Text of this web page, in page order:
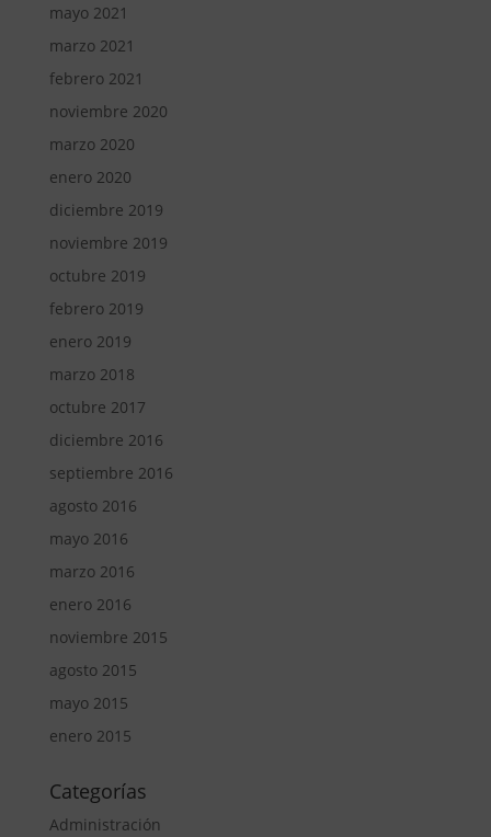
mayo 2021
marzo 2021
febrero 2021
noviembre 2020
marzo 2020
enero 2020
diciembre 2019
noviembre 2019
octubre 2019
febrero 2019
enero 2019
marzo 2018
octubre 2017
diciembre 2016
septiembre 2016
agosto 2016
mayo 2016
marzo 2016
enero 2016
noviembre 2015
agosto 2015
mayo 2015
enero 2015
Categorías
Administración